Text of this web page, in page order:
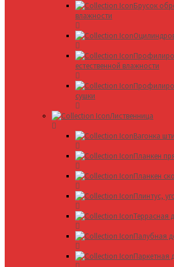
Брусок
влажности
естественной влажности
сушки
Лиственница
Вагонка
Планкен
Планкен
Плинтус,
Террасная
Палубная
Паркетная